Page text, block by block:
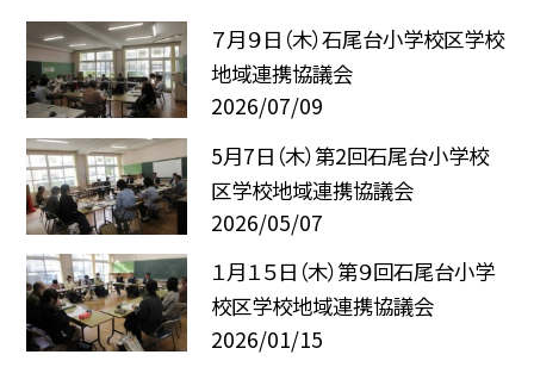
７月９日（木）石尾台小学校区学校
地域連携協議会
2026/07/09
5月7日（木）第2回石尾台小学校
区学校地域連携協議会
2026/05/07
１月１５日（木）第９回石尾台小学
校区学校地域連携協議会
2026/01/15